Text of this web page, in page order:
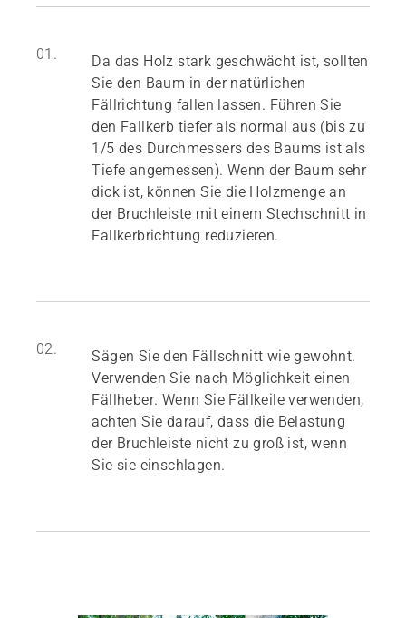
01.
Da das Holz stark geschwächt ist, sollten
Sie den Baum in der natürlichen
Fällrichtung fallen lassen. Führen Sie
den Fallkerb tiefer als normal aus (bis zu
1/5 des Durchmessers des Baums ist als
Tiefe angemessen). Wenn der Baum sehr
dick ist, können Sie die Holzmenge an
der Bruchleiste mit einem Stechschnitt in
Fallkerbrichtung reduzieren.
02.
Sägen Sie den Fällschnitt wie gewohnt.
Verwenden Sie nach Möglichkeit einen
Fällheber. Wenn Sie Fällkeile verwenden,
achten Sie darauf, dass die Belastung
der Bruchleiste nicht zu groß ist, wenn
Sie sie einschlagen.